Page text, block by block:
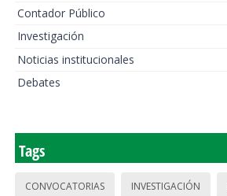
Contador Público
Investigación
Noticias institucionales
Debates
Tags
CONVOCATORIAS INVESTIGACIÓN